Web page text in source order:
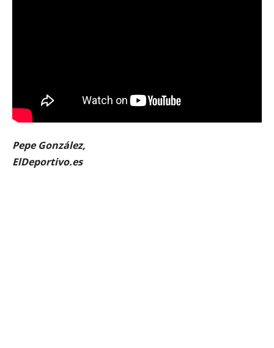
Pepe González,
ElDeportivo.es